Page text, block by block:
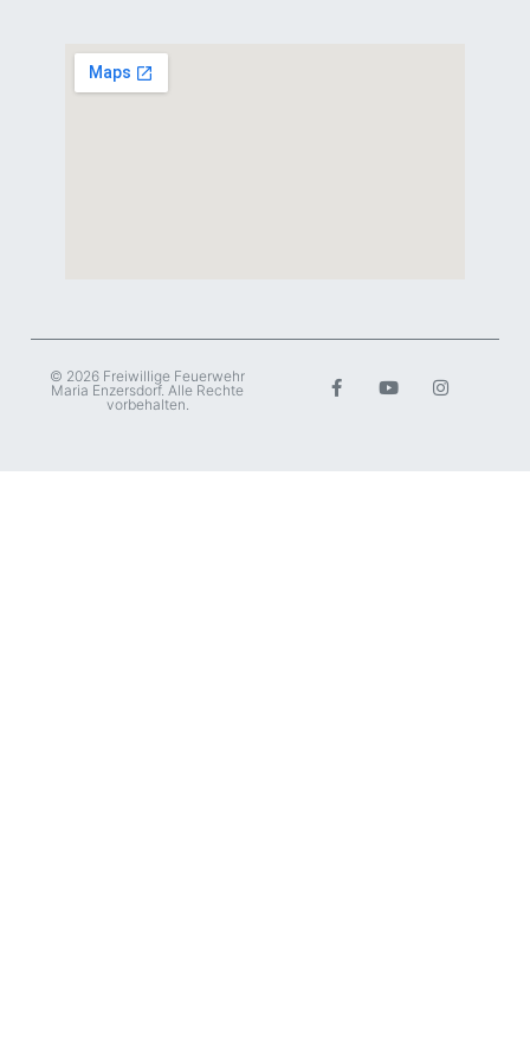
© 2026 Freiwillige Feuerwehr
Maria Enzersdorf. Alle Rechte
vorbehalten.